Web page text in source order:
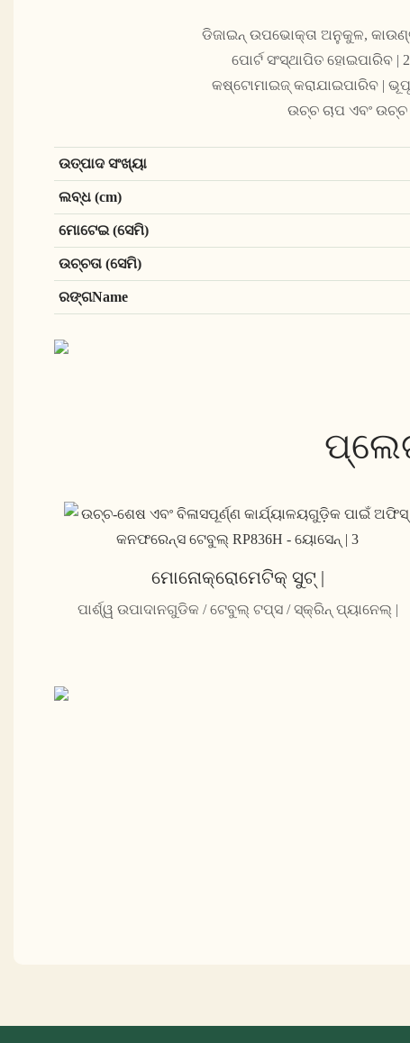
ଡିଜାଇନ୍ ଉପଭୋକ୍ତା ଅନୁକୁଳ,
ପୋର୍ଟ ସଂସ୍ଥାପିତ ହୋଇପାରିବ
କଷ୍ଟୋମାଇଜ୍ କରାଯାଇପାରିବ |
ଉଚ୍ଚ ଚାପ ଏବଂ ଉଚ୍ଚ
ଉତ୍ପାଦ ସଂଖ୍ୟା
ଲବ୍ଧ (cm)
ମୋଟେଇ (ସେମି)
ଉଚ୍ଚତା (ସେମି)
ରଙ୍ଗName
ମୋନୋକ୍ରୋମେଟିକ୍ ସୁଟ୍ |
ପାର୍ଶ୍ୱ ଉପାଦାନଗୁଡିକ / ଟେବୁଲ୍ ଟପ୍ସ / ସ୍କ୍ରିନ୍ ପ୍ୟାନେଲ୍ |